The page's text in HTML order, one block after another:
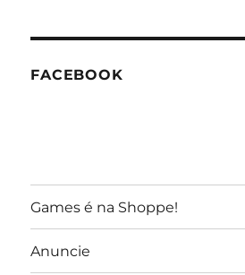
FACEBOOK
Games é na Shoppe!
Anuncie